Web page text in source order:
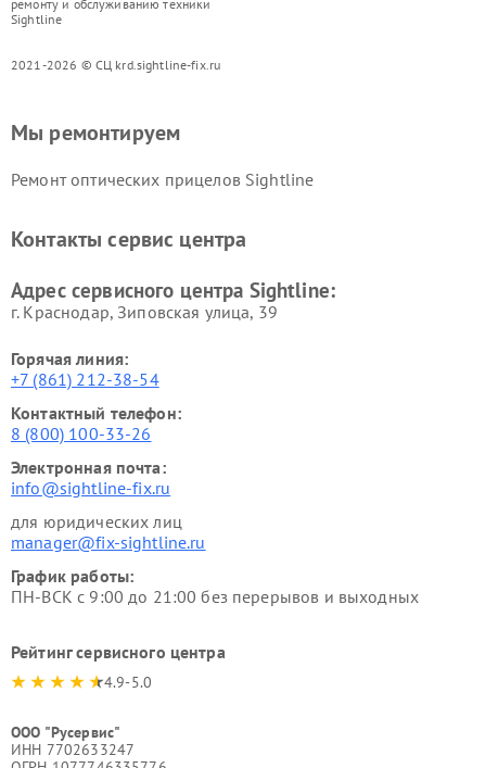
ремонту и обслуживанию техники
Sightline
2021-2026 © СЦ krd.sightline-fix.ru
Мы ремонтируем
Ремонт оптических прицелов Sightline
Контакты сервис центра
Адрес сервисного центра Sightline:
г. Краснодар, Зиповская улица, 39
Горячая линия:
+7 (861) 212-38-54
Контактный телефон:
8 (800) 100-33-26
Электронная почта:
info@sightline-fix.ru
для юридических лиц
manager@fix-sightline.ru
График работы:
ПН-ВСК с 9:00 до 21:00 без перерывов и выходных
Рейтинг сервисного центра
4.9-5.0
ООО "Русервис"
ИНН 7702633247